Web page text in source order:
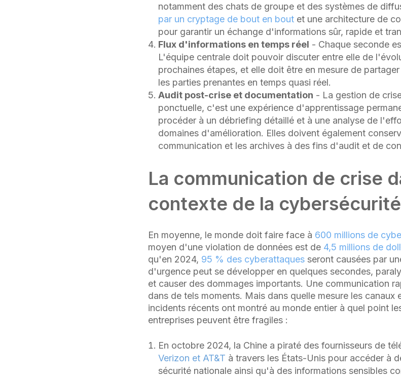
notamment des chats de groupe et des systèmes de
par un cryptage de bout en boutet une architecture de
pour garantir un échange d'informations sûr, rapide et
Flux d'informations en temps réel - Chaque seconde
L'équipe centrale doit pouvoir discuter entre elle de
prochaines étapes, et elle doit être en mesure de
les parties prenantes en temps quasi réel.
Audit post-crise et documentation - La gestion de
ponctuelle, c'est une expérience d'apprentissage
procéder à un débriefing détaillé et à une analyse de
domaines d'amélioration. Elles doivent également
communication et les archives à des fins d'audit et de
La communication de crise
contexte de la cybersécurité
En moyenne, le monde doit faire face à 600 millions de
moyen d'une violation de données est de 4,5 millions de
qu'en 2024, 95 % des cyberattaques seront causées par
d'urgence peut se développer en quelques secondes,
et causer des dommages importants. Une communication
dans de tels moments. Mais dans quelle mesure les canaux
incidents récents ont montré au monde entier à quel point
entreprises peuvent être fragiles :
En octobre 2024, la Chine a piraté des fournisseurs de
Verizon et AT&T à travers les États-Unis pour accéder à
sécurité nationale ainsi qu'à des informations sensibles